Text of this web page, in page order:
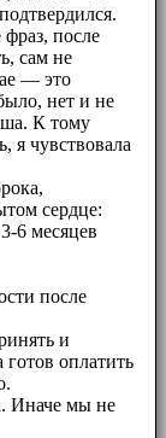
после
сам не
— это
нет и не
К тому
я чувствовала
сердце:
6 месяцев
после
и
оплатить
Иначе мы не